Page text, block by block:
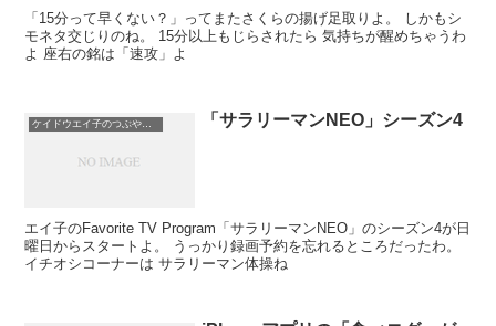
「15分って早くない？」ってまたさくらの揚げ足取りよ。 しかもシ
モネタ交じりのね。 15分以上もじらされたら 気持ちが醒めちゃうわ
よ 座右の銘は「速攻」よ
ケイドウエイ子のつぶやき日記 「サラリーマンNEO」シーズン4
エイ子のFavorite TV Program「サラリーマンNEO」のシーズン4が日
曜日からスタートよ。 うっかり録画予約を忘れるところだったわ。
イチオシコーナーは サラリーマン体操ね